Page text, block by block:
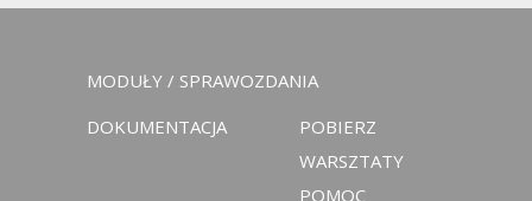
MODUŁY / SPRAWOZDANIA
DOKUMENTACJA
POBIERZ
WARSZTATY
POMOC